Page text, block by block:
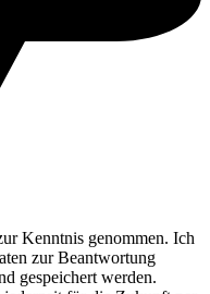
Kenntnis genommen. Ich
zur Beantwortung
gespeichert werden.